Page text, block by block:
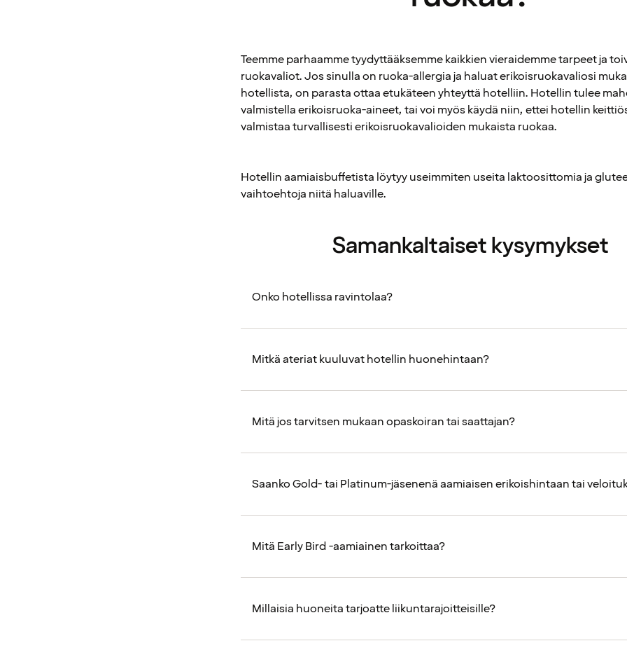
Teemme parhaamme tyydyttääksemme kaikkien vieraidemme tarpeet ja
ruokavaliot. Jos sinulla on ruoka-allergia ja haluat erikoisruokavaliosi
hotellista, on parasta ottaa etukäteen yhteyttä hotelliin. Hotellin tulee
valmistella erikoisruoka-aineet, tai voi myös käydä niin, ettei hotellin
valmistaa turvallisesti erikoisruokavalioiden mukaista ruokaa.
Hotellin aamiaisbuffetista löytyy useimmiten useita laktoosittomia ja
vaihtoehtoja niitä haluaville.
Samankaltaiset kysymykset
Onko hotellissa ravintolaa?
Mitkä ateriat kuuluvat hotellin huonehintaan?
Mitä jos tarvitsen mukaan opaskoiran tai saattajan?
Saanko Gold- tai Platinum-jäsenenä aamiaisen erikoishintaan tai
Mitä Early Bird -aamiainen tarkoittaa?
Millaisia huoneita tarjoatte liikuntarajoitteisille?